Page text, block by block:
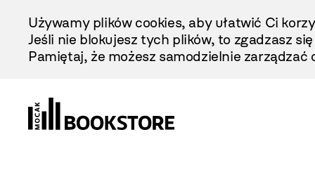
Treści
Używamy plików cookies, aby ułatwić Ci
Jeśli nie blokujesz tych plików, to zgadzasz
Pamiętaj, że możesz samodzielnie